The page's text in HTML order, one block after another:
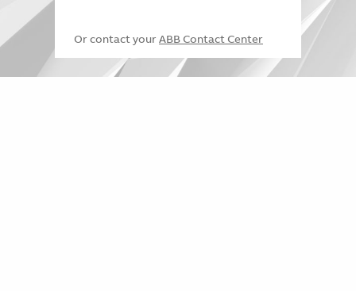
Or contact your ABB Contact Center